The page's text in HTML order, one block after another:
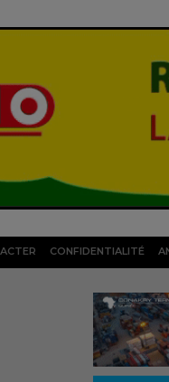
CONFIDENTIALITÉ